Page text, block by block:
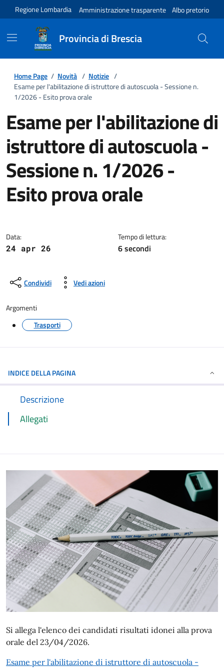
Regione Lombardia Amministrazione trasparente Albo pretorio
Provincia di Brescia
Home Page / Novità / Notizie /
Esame per l'abilitazione di istruttore di autoscuola - Sessione n.
1/2026 - Esito prova orale
Esame per l'abilitazione di
istruttore di autoscuola -
Sessione n. 1/2026 -
Esito prova orale
Data:
24 apr 26
Tempo di lettura:
6 secondi
Condividi Vedi azioni
Argomenti
Trasporti
INDICE DELLA PAGINA
Descrizione
Allegati
Si allega l'elenco dei candidati risultati idonei alla prova
orale del 23/04/2026.
Esame per l'abilitazione di istruttore di autoscuola -